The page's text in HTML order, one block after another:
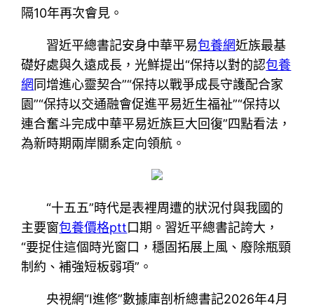
隔10年再次會見。
習近平總書記安身中華平易包養網近族最基
礎好處與久遠成長，光鮮提出“保持以對的認包養
網同增進心靈契合”“保持以戰爭成長守護配合家
園”“保持以交通融會促進平易近生福祉”“保持以
連合奮斗完成中華平易近族巨大回復”四點看法，
為新時期兩岸關系定向領航。
“十五五”時代是表裡周遭的狀況付與我國的
主要窗包養價格ptt口期。習近平總書記誇大，
“要捉住這個時光窗口，穩固拓展上風、廢除瓶頸
制約、補強短板弱項”。
央視網“I進修”數據庫剖析總書記2026年4月